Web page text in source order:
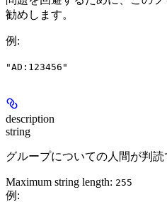
勧めします。
例 :
"AD:123456"
description
string
グループについての人間が判読
Maximum string length: 255
例 :